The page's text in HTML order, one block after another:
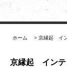
ホーム > 京縁起 イ
京縁起 インテ